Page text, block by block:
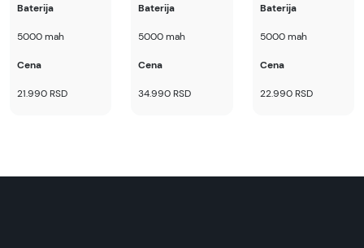
Baterija
5000 mah
Cena
21.990 RSD
Baterija
5000 mah
Cena
34.990 RSD
Baterija
5000 mah
Cena
22.990 RSD